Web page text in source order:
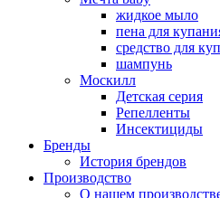
жидкое мыло
пена для
средство для
шампунь
Москилл
Детская серия
Репелленты
Инсектициды
Бренды
История брендов
Производство
О нашем